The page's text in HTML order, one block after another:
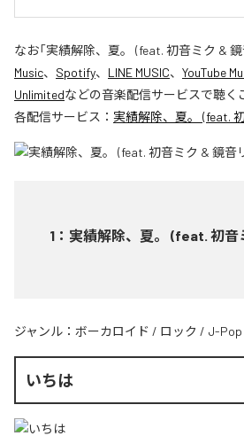
なお「実績解除、夏。 (feat. 初音ミク &
Music、 Spotify、 LINE MUSIC、 YouTube
Unlimitedなどの音楽配信サービスで聴く
各配信サービス： 実績解除、夏。 (feat.
1 ： 実績解除、夏。 (feat. 初音
ジャンル： ボーカロイド / ロック / J-Pop
いちは